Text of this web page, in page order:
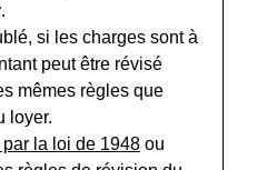
.
si les charges sont à
peut être révisé
mêmes règles que
loyer.
par la loi de 1948 ou